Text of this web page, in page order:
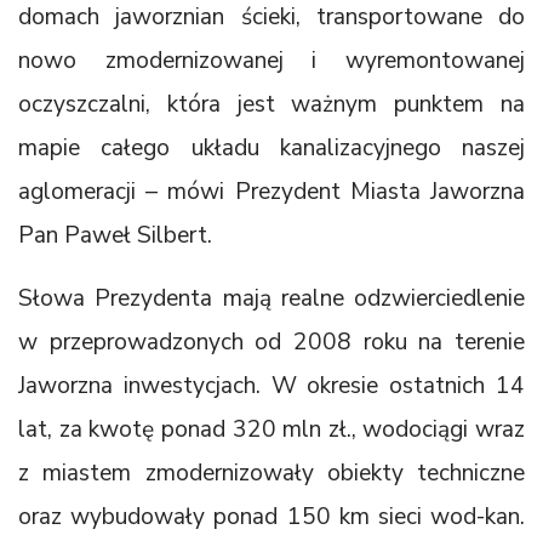
domach jaworznian ścieki, transportowane do
nowo zmodernizowanej i wyremontowanej
oczyszczalni, która jest ważnym punktem na
mapie całego układu kanalizacyjnego naszej
aglomeracji – mówi Prezydent Miasta Jaworzna
Pan Paweł Silbert.
Słowa Prezydenta mają realne odzwierciedlenie
w przeprowadzonych od 2008 roku na terenie
Jaworzna inwestycjach. W okresie ostatnich 14
lat, za kwotę ponad 320 mln zł., wodociągi wraz
z miastem zmodernizowały obiekty techniczne
oraz wybudowały ponad 150 km sieci wod-kan.